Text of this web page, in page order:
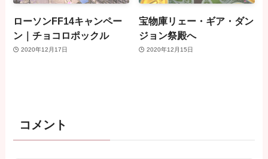
ローソンFF14キャンペー
ン｜チョコロポックル
2020年12月17日
宝物庫リェー・ギア・ダン
ジョン祭殿へ
2020年12月15日
コメント